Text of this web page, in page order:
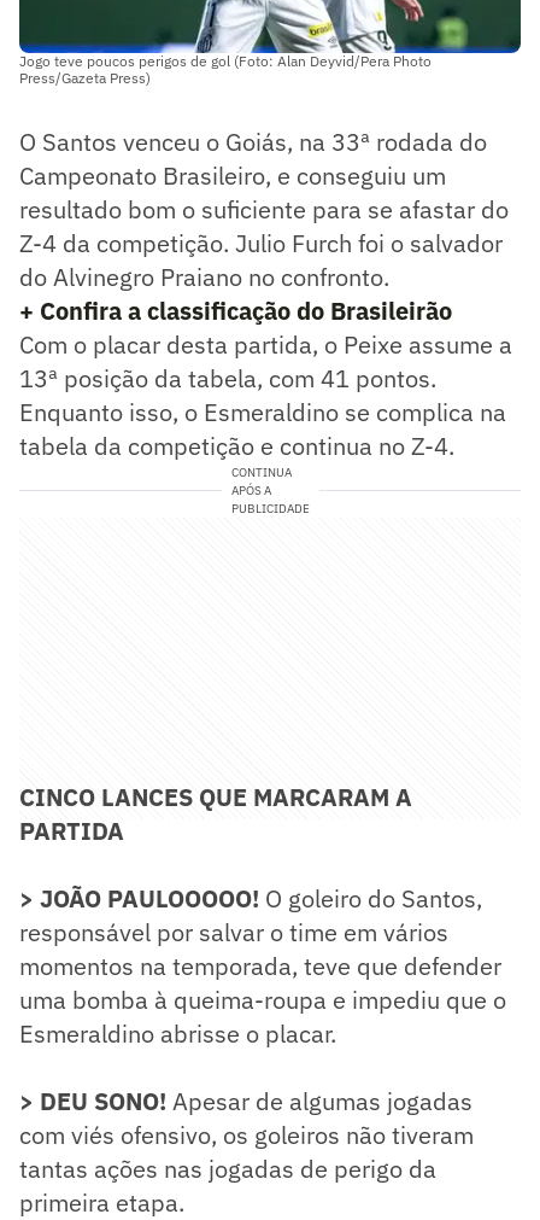
Jogo teve poucos perigos de gol (Foto: Alan Deyvid/Pera Photo
Press/Gazeta Press)
O Santos venceu o Goiás, na 33ª rodada do
Campeonato Brasileiro, e conseguiu um
resultado bom o suficiente para se afastar do
Z-4 da competição. Julio Furch foi o salvador
do Alvinegro Praiano no confronto.
+ Confira a classificação do Brasileirão
Com o placar desta partida, o Peixe assume a
13ª posição da tabela, com 41 pontos.
Enquanto isso, o Esmeraldino se complica na
tabela da competição e continua no Z-4.
CONTINUA
APÓS A
PUBLICIDADE
CINCO LANCES QUE MARCARAM A
PARTIDA
> JOÃO PAULOOOOO! O goleiro do Santos,
responsável por salvar o time em vários
momentos na temporada, teve que defender
uma bomba à queima-roupa e impediu que o
Esmeraldino abrisse o placar.
> DEU SONO! Apesar de algumas jogadas
com viés ofensivo, os goleiros não tiveram
tantas ações nas jogadas de perigo da
primeira etapa.